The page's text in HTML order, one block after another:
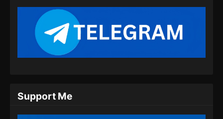
Against the Sky Supreme Episode 322
Subtitle Indonesia
Support Me